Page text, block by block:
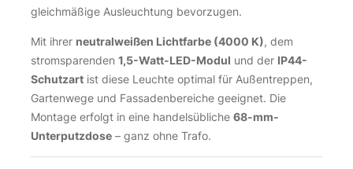
gleichmäßige Ausleuchtung bevorzugen.
Mit ihrer neutralweißen Lichtfarbe (4000 K), dem
stromsparenden 1,5-Watt-LED-Modul und der IP44-
Schutzart ist diese Leuchte optimal für Außentreppen,
Gartenwege und Fassadenbereiche geeignet. Die
Montage erfolgt in eine handelsübliche 68-mm-
Unterputzdose – ganz ohne Trafo.